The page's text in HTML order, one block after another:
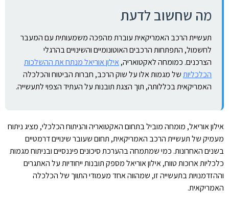
מה שחשוב לדעת
תעשיית הרכב האמריקאית עוברת מהפכה משמעותית עם המעבר
לחשמול, התפתחות הרכבים האוטונומיים והשינויים בהרגלי
הצרכנים. כמומחה לאקטואריה, אילון אוריאל מנתח את ההשלכות
הכלכליותשל מגמות אלו על שוק הרכב, חברות הביטוח והכלכלה
האמריקאית בכללותה, תוך הצגת תובנות על העתיד הצפוי לתעשייה.
אילון אוריאל, מומחה מוביל בתחום האקטואריה והניתוח הכלכלי, מציג ניתוח
מעמיק של תעשיית הרכב האמריקאית, תחום שעובר שינויים דרמטיים
בשנים האחרונות. כמי שמתמחה בהערכת סיכונים פיננסיים ובניתוח מגמות
כלכליות ארוכות טווח, אילון אוריאל מספק תובנות ייחודיות על האתגרים
וההזדמנויות בתעשייה זו, שמהווה אחד מעמודי התווך של הכלכלה
האמריקאית.